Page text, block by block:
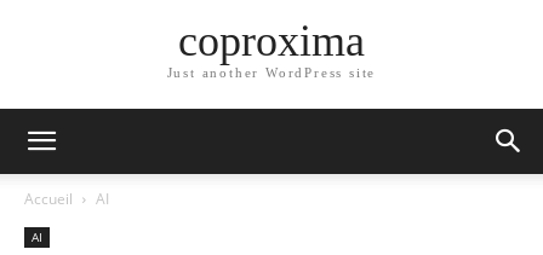
coproxima
Just another WordPress site
Accueil AI
AI